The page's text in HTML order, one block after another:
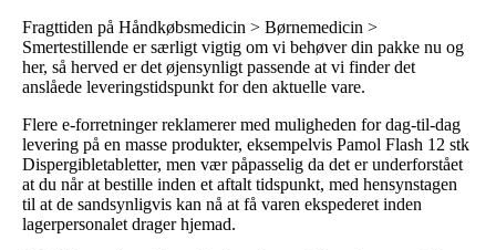
Fragttiden på Håndkøbsmedicin > Børnemedicin >
Smertestillende er særligt vigtig om vi behøver din pakke nu og
her, så herved er det øjensynligt passende at vi finder det
anslåede leveringstidspunkt for den aktuelle vare.
Flere e-forretninger reklamerer med muligheden for dag-til-dag
levering på en masse produkter, eksempelvis Pamol Flash 12 stk
Dispergibletabletter, men vær påpasselig da det er underforstået
at du når at bestille inden et aftalt tidspunkt, med hensynstagen
til at de sandsynligvis kan nå at få varen ekspederet inden
lagerpersonalet drager hjemad.